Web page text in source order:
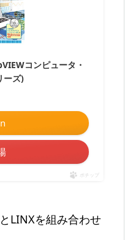
コンピュータ・
ーズ)
ポチップ
LINXを組み合わせ